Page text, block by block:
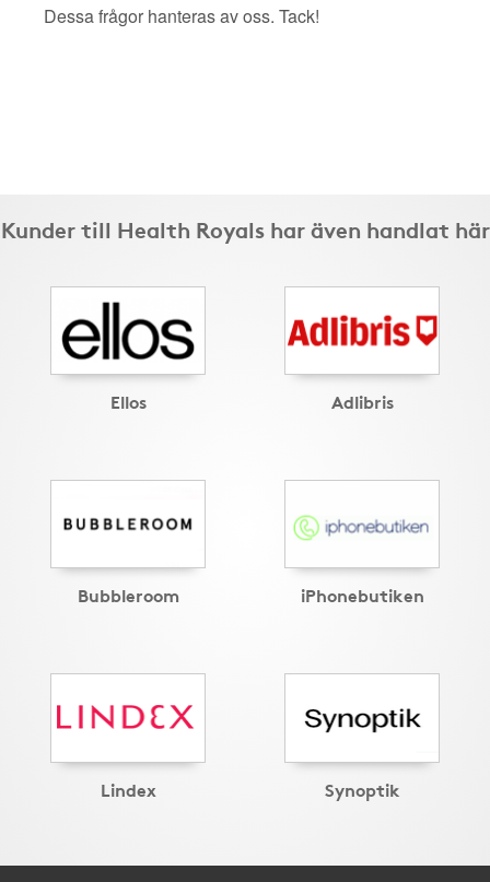
Dessa frågor hanteras av oss. Tack!
Kunder till Health Royals har även handlat här
Ellos Adlibris
Bubbleroom iPhonebutiken
Lindex Synoptik